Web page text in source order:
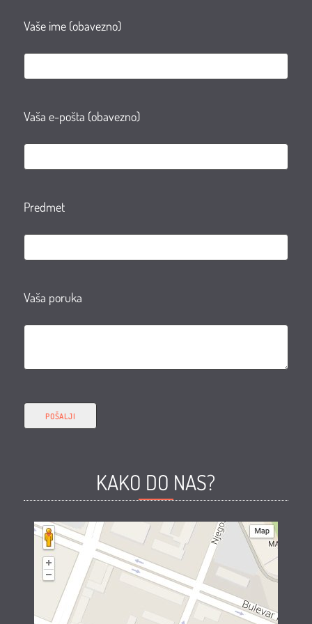
Vaše ime (obavezno)
Vaša e-pošta (obavezno)
Predmet
Vaša poruka
KAKO DO NAS?